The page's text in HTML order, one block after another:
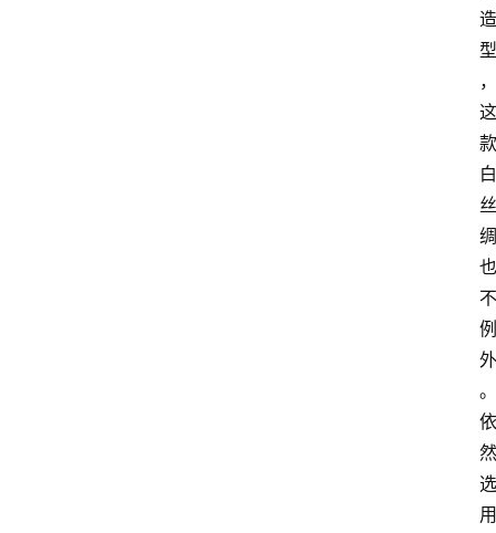
造
型
，
这
款
白
丝
绸
也
不
例
外
。
依
然
选
用